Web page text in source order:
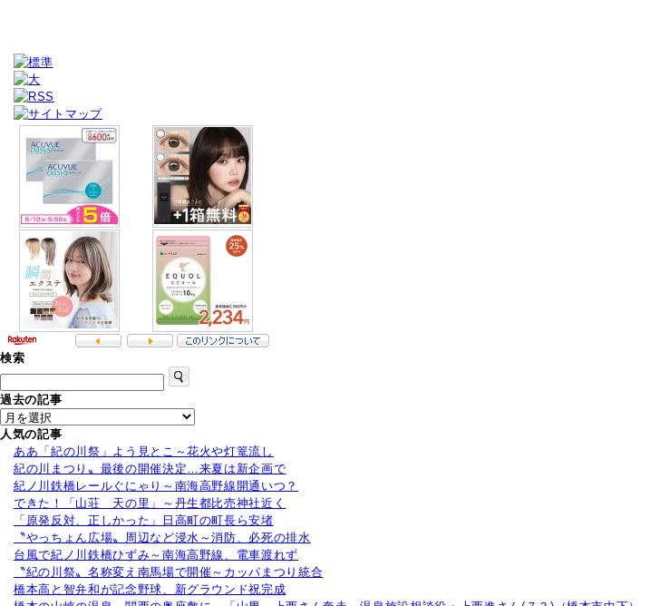
検索
過去の記事
人気の記事
ああ「紀の川祭」よう見とこ～花火や灯篭流し
紀の川まつり〟最後の開催決定…来夏は新企画で
紀ノ川鉄橋レールぐにゃり～南海高野線開通いつ？
できた！「山荘 天の里」～丹生都比売神社近く
「原発反対、正しかった」日高町の町長ら安堵
〝やっちょん広場〟周辺など浸水～消防、必死の排水
台風で紀ノ川鉄橋ひずみ～南海高野線、電車渡れず
〝紀の川祭〟名称変え南馬場で開催～カッパまつり統合
橋本高と智弁和が記念野球、新グラウンド祝完成